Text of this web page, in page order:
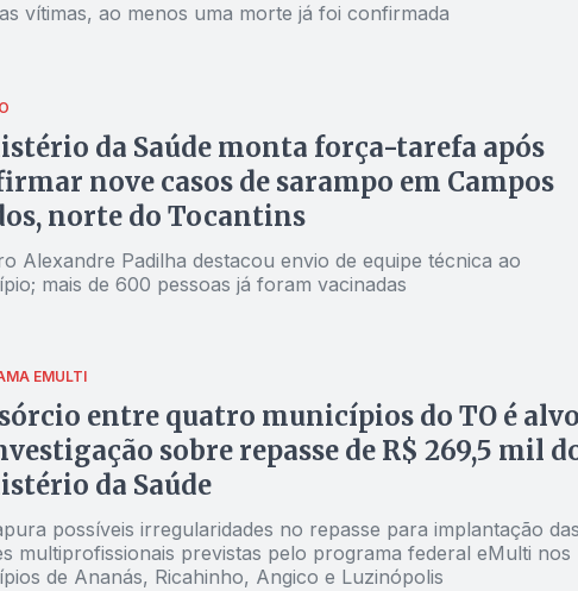
vítimas, ao menos uma morte já foi confirmada
da Saúde monta força-tarefa após
nove casos de sarampo em Campos
norte do Tocantins
Alexandre Padilha destacou envio de equipe técnica ao
município; mais de 600 pessoas já foram vacinadas
EMULTI
entre quatro municípios do TO é
sobre repasse de R$ 269,5 mil
da Saúde
possíveis irregularidades no repasse para implantação
multiprofissionais previstas pelo programa federal eMulti nos
de Ananás, Ricahinho, Angico e Luzinópolis